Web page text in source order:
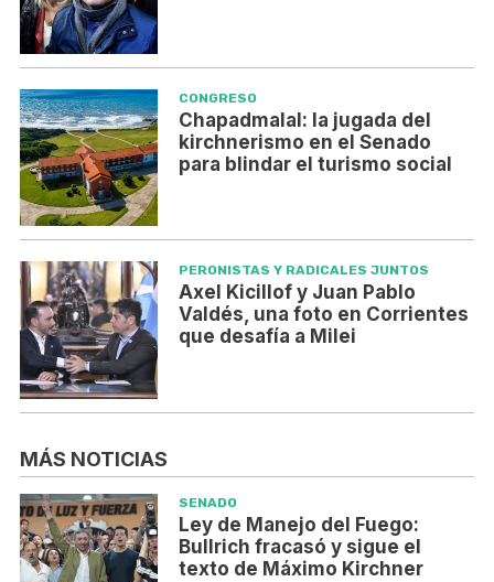
CONGRESO
Chapadmalal: la jugada del
kirchnerismo en el Senado
para blindar el turismo social
PERONISTAS Y RADICALES JUNTOS
Axel Kicillof y Juan Pablo
Valdés, una foto en Corrientes
que desafía a Milei
MÁS NOTICIAS
SENADO
Ley de Manejo del Fuego:
Bullrich fracasó y sigue el
texto de Máximo Kirchner